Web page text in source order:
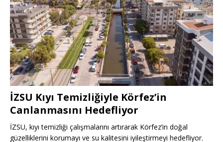
İZSU Kıyı Temizliğiyle Körfez’in
Canlanmasını Hedefliyor
İZSU, kıyı temizliği çalışmalarını artırarak Körfez’in doğal
güzelliklerini korumayı ve su kalitesini iyileştirmeyi hedefliyor.